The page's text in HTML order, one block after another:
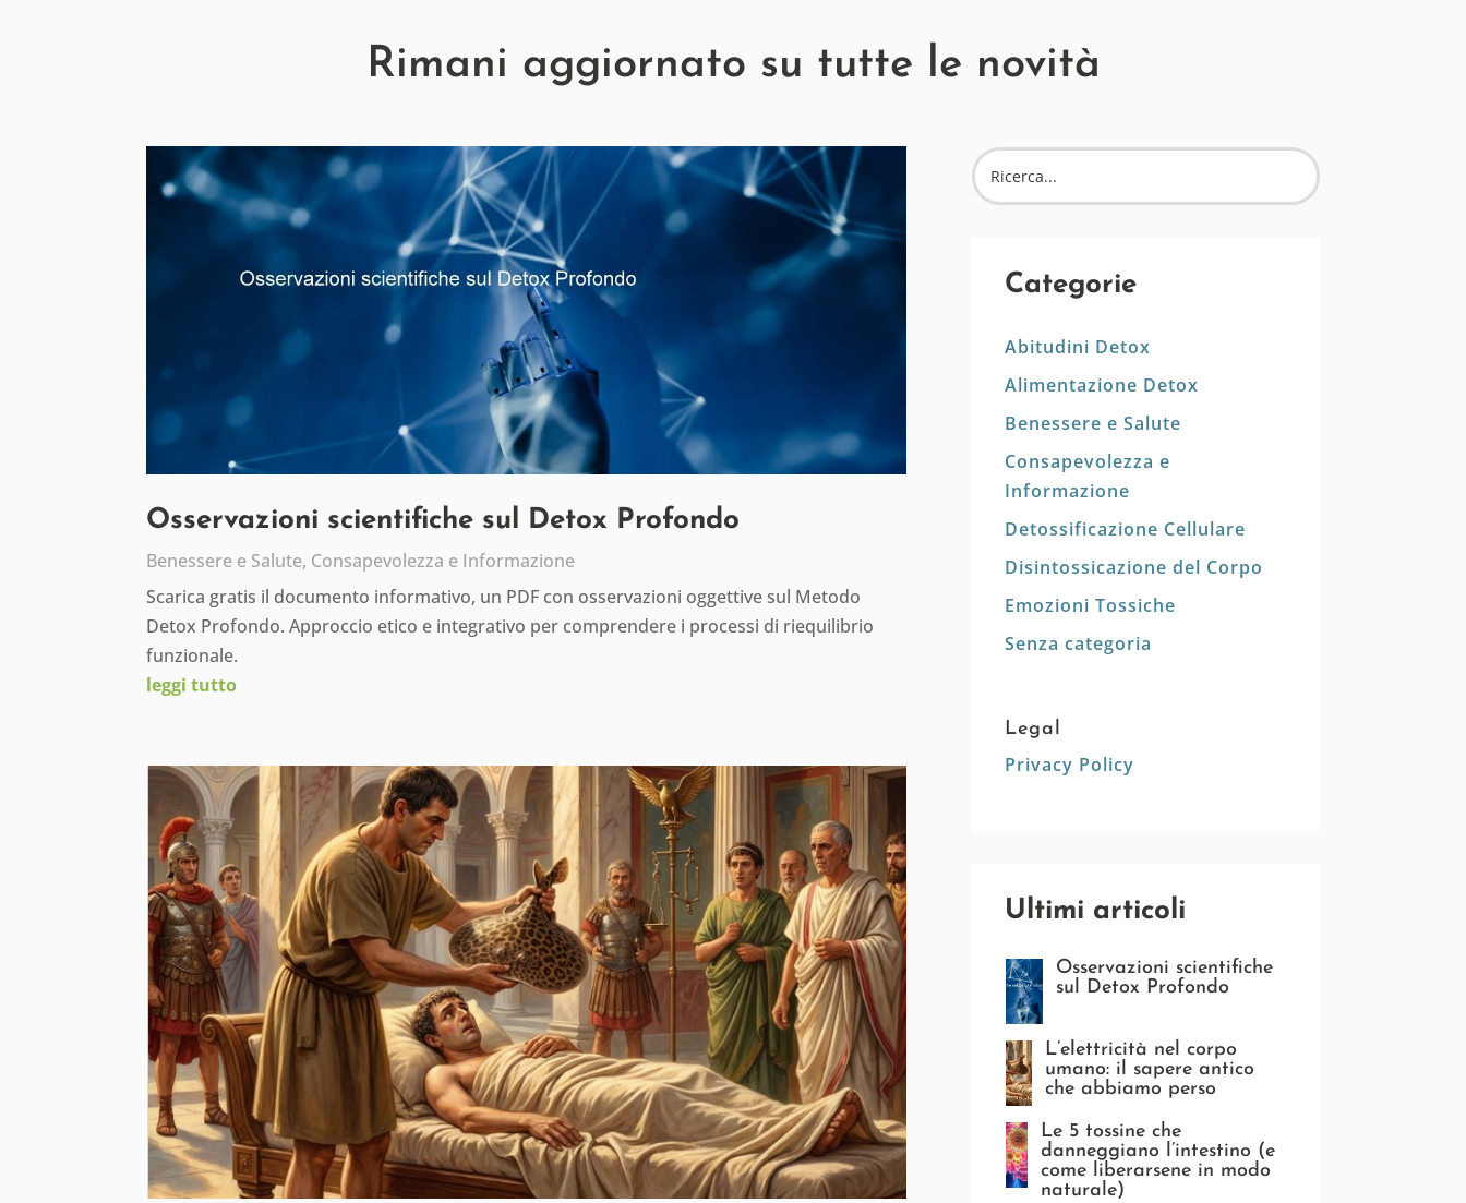
Rimani aggiornato su tutte le novità
Osservazioni scientifiche sul Detox Profondo
Benessere e Salute, Consapevolezza e Informazione
Scarica gratis il documento informativo, un PDF con osservazioni oggettive sul Metodo
Detox Profondo. Approccio etico e integrativo per comprendere i processi di riequilibrio
funzionale.
leggi tutto
Categorie
Abitudini Detox
Alimentazione Detox
Benessere e Salute
Consapevolezza e
Informazione
Detossificazione Cellulare
Disintossicazione del Corpo
Emozioni Tossiche
Senza categoria
Legal
Privacy Policy
Ultimi articoli
Osservazioni scientifiche
sul Detox Profondo
L’elettricità nel corpo
umano: il sapere antico
che abbiamo perso
Le 5 tossine che
danneggiano l’intestino (e
come liberarsene in modo
naturale)